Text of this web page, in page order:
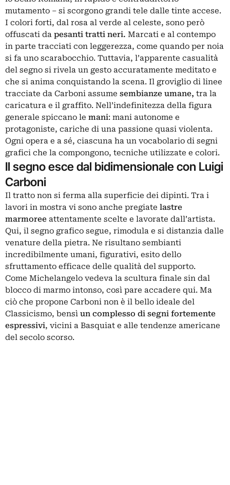
mutamento – si scorgono grandi tele dalle tinte accese.
I colori forti, dal rosa al verde al celeste, sono però
offuscati da pesanti tratti neri. Marcati e al contempo
in parte tracciati con leggerezza, come quando per noia
si fa uno scarabocchio. Tuttavia, l’apparente casualità
del segno si rivela un gesto accuratamente meditato e
che si anima conquistando la scena. Il groviglio di linee
tracciate da Carboni assume sembianze umane, tra la
caricatura e il graffito. Nell’indefinitezza della figura
generale spiccano le mani: mani autonome e
protagoniste, cariche di una passione quasi violenta.
Ogni opera e a sé, ciascuna ha un vocabolario di segni
grafici che la compongono, tecniche utilizzate e colori.
Il segno esce dal bidimensionale con Luigi
Carboni
Il tratto non si ferma alla superficie dei dipinti. Tra i
lavori in mostra vi sono anche pregiate lastre
marmoree attentamente scelte e lavorate dall’artista.
Qui, il segno grafico segue, rimodula e si distanzia dalle
venature della pietra. Ne risultano sembianti
incredibilmente umani, figurativi, esito dello
sfruttamento efficace delle qualità del supporto.
Come Michelangelo vedeva la scultura finale sin dal
blocco di marmo intonso, così pare accadere qui. Ma
ciò che propone Carboni non è il bello ideale del
Classicismo, bensì un complesso di segni fortemente
espressivi, vicini a Basquiat e alle tendenze americane
del secolo scorso.